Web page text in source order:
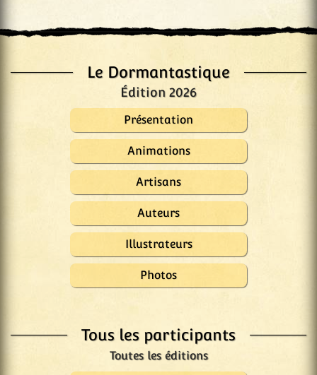
Le Dormantastique
Édition 2026
Présentation
Animations
Artisans
Auteurs
Illustrateurs
Photos
Tous les participants